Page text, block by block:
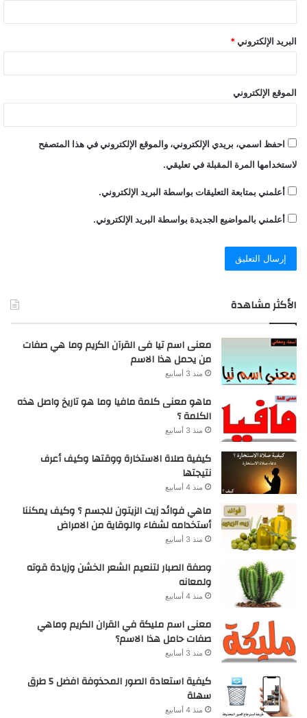
البريد الإلكتروني *
الموقع الإلكتروني
احفظ اسمي، بريدي الإلكتروني، والموقع الإلكتروني في هذا المتصفح
لاستخدامها المرة المقبلة في تعليقي.
أعلمني بمتابعة التعليقات بواسطة البريد الإلكتروني.
أعلمني بالمواضيع الجديدة بواسطة البريد الإلكتروني.
الأكثر مشاهدة
معنى اسم تيا فى القرآن الكريم وما هي صفات
من يحمل هذا الاسم
منذ 3 أسابيع
ماهو معنى كلمة مافيا وما هو تاريخ واصل هذه
الكلمة ؟
منذ 3 أسابيع
كيفية صلاة الاستخارة ووقتها وكيف أعرف
نتيجتها
منذ 4 أسابيع
ماهي فوائد زيت الزيتون للجسم ؟ وكيف يمكننا
أستخدامه لشفاء والوقاية من الامراض
منذ 3 أسابيع
وصفة الصبار لتنعيم الشعر الخشن وزيادة قوته
ولمعانه
منذ 4 أسابيع
معنى اسم مليكة في القران الكريم وماهي
صفات حامل هذا الاسم؟
منذ 3 أسابيع
كيفية استعادة الصور المحذوفة افضل 5 طرق
سهلة
منذ 4 أسابيع